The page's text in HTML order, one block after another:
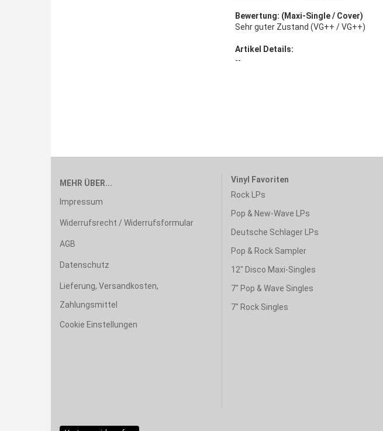
Bewertung: (Maxi-Single / Cover)
Sehr guter Zustand (VG++ / VG++)
Artikel Details:
--
MEHR ÜBER...
Impressum
Widerrufsrecht / Widerrufsformular
AGB
Datenschutz
Lieferung, Versandkosten,
Zahlungsmittel
Cookie Einstellungen
Vinyl Favoriten
Rock LPs
Pop & New-Wave LPs
Deutsche Schlager LPs
Pop & Rock Sampler
12" Disco Maxi-Singles
7" Pop & Wave Singles
7" Rock Singles